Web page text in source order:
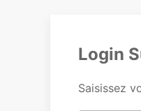
Login
Saisissez